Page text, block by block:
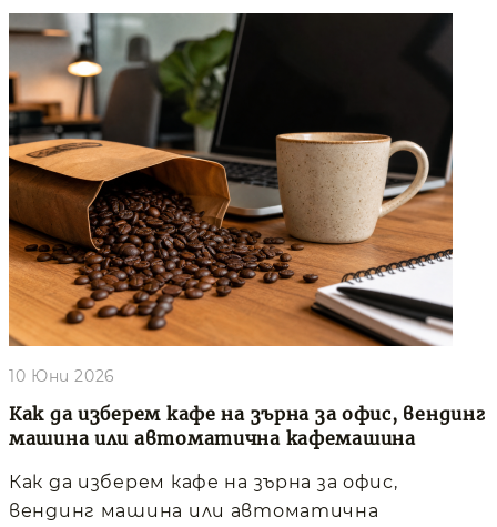
Как да изберем кафе на зърна за офис, вендинг
машина или автоматична кафемашина
10 Юни 2026
Как да изберем кафе на зърна за офис,
вендинг машина или автоматична